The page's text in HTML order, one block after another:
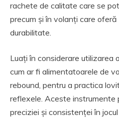
rachete de calitate care se
precum și în volanți care
durabilitate.
Luați în considerare utilizarea
cum ar fi alimentatoarele de
rebound, pentru a practica
reflexele. Aceste instrumente
preciziei și consistenței în